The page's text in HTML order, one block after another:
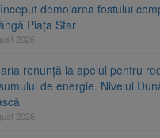
demolarea fostului
Piața Star
2026
renunță la apelul pentru
de energie. Nivelul
2026